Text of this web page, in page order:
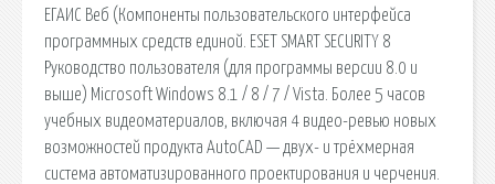
ЕГАИС Веб (Компоненты пользовательского интерфейса
программных средств единой. ESET SMART SECURITY 8
Руководство пользователя (для программы версии 8.0 и
выше) Microsoft Windows 8.1 / 8 / 7 / Vista. Более 5 часов
учебных видеоматериалов, включая 4 видео-ревью новых
возможностей продукта AutoCAD — двух- и трёхмерная
система автоматизированного проектирования и черчения.